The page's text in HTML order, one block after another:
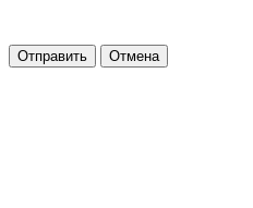
Отправить Отмена